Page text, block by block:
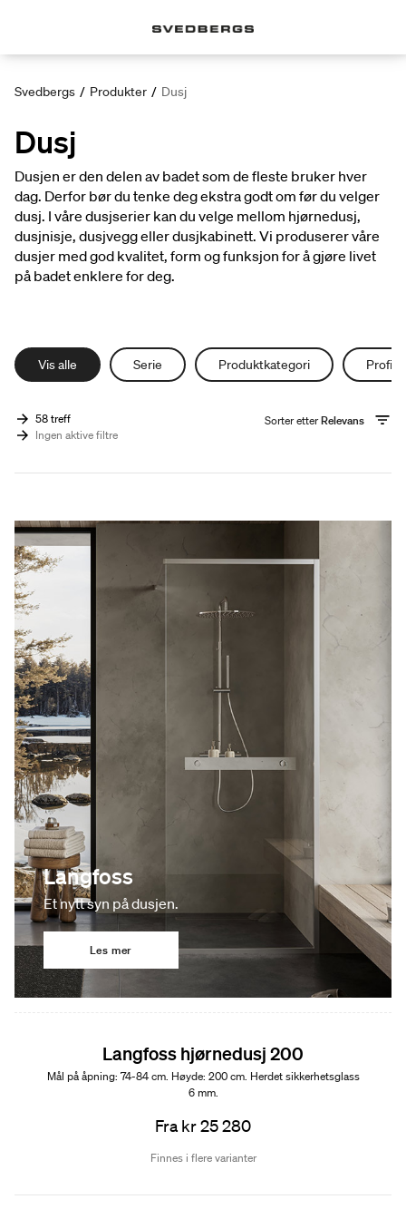
Svedbergs / Produkter / Dusj
Dusj
Dusjen er den delen av badet som de fleste bruker hver
dag. Derfor bør du tenke deg ekstra godt om før du velger
dusj. I våre dusjserier kan du velge mellom hjørnedusj,
dusjnisje, dusjvegg eller dusjkabinett. Vi produserer våre
dusjer med god kvalitet, form og funksjon for å gjøre livet
på badet enklere for deg.
Vis alle Serie Produktkategori
58 treff
Ingen aktive filtre
Sorter etterRelevans
Langfoss
Et nytt syn på dusjen.
Les mer
Langfoss hjørnedusj 200
Mål på åpning: 74-84 cm. Høyde: 200 cm. Herdet sikkerhetsglass
6 mm.
Fra kr 25 280
Finnes i flere varianter